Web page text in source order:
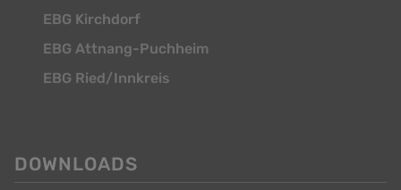
EBG Kirchdorf
EBG Attnang-Puchheim
EBG Ried/Innkreis
DOWNLOADS